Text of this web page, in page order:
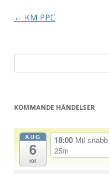
I
n
← KM PPC
efter:
KOMMANDE HÄNDELSER
AUG
6
tor
18:00 Mil
25m